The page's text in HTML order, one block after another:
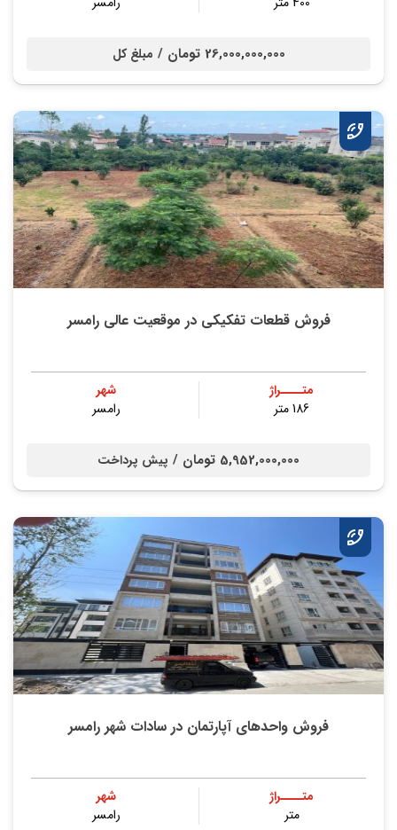
26,000,000,000 تومان / مبلغ کل
فروش قطعات تفکیکی در موقعیت عالی رامسر
متــــراژ
186 متر
شهر
رامسر
5,952,000,000 تومان / پیش پرداخت
فروش واحدهای آپارتمان در سادات شهر رامسر
متــــراژ
متر
شهر
رامسر